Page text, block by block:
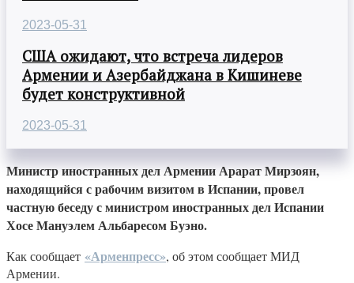
2023-05-31
США ожидают, что встреча лидеров
Армении и Азербайджана в Кишиневе
будет конструктивной
2023-05-31
Министр иностранных дел Армении Арарат Мирзоян,
находящийся с рабочим визитом в Испании, провел
частную беседу с министром иностранных дел Испании
Хосе Мануэлем Альбаресом Буэно.
Как сообщает «Арменпресс», об этом сообщает МИД
Армении.